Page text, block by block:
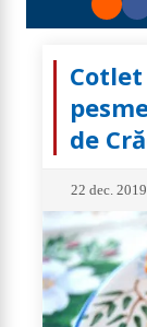
de
22 dec. 2019